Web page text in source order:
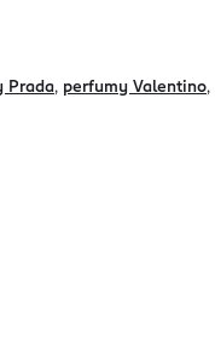
Prada, perfumy Valentino,